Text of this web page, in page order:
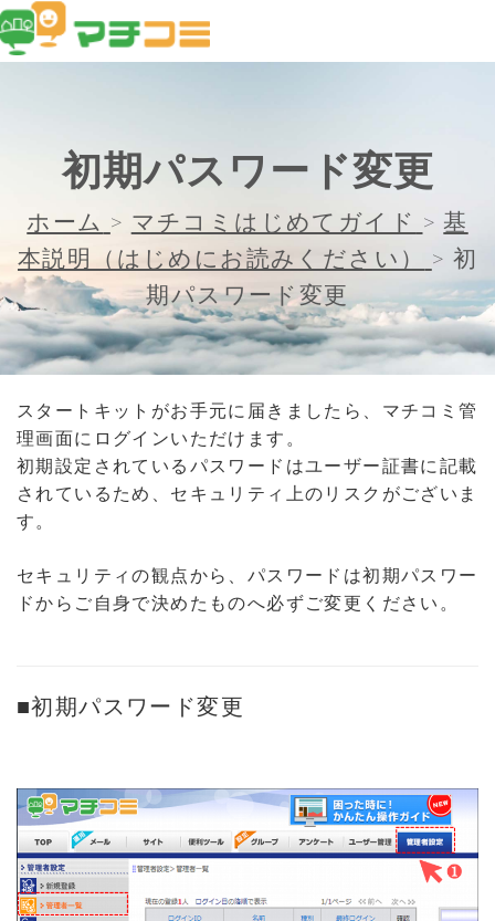
初期パスワード変更
ホーム > マチコミはじめてガイド > 基
本説明（はじめにお読みください）
> 初
期パスワード変更
スタートキットがお手元に届きましたら、マチコミ管
理画面にログインいただけます。
初期設定されているパスワードはユーザー証書に記載
されているため、セキュリティ上のリスクがございま
す。
セキュリティの観点から、パスワードは初期パスワー
ドからご自身で決めたものへ必ずご変更ください。
■初期パスワード変更